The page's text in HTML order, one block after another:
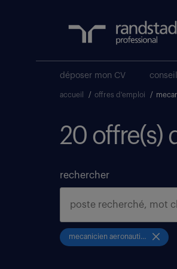
déposer mon CV
accueil / offres d'emploi /
20 offre(s)
rechercher
mecanicien aeronautique